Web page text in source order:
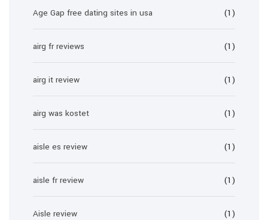
Age Gap free dating sites in usa (1)
airg fr reviews (1)
airg it review (1)
airg was kostet (1)
aisle es review (1)
aisle fr review (1)
Aisle review (1)